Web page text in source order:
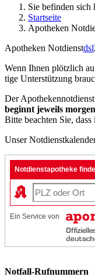
Sie befinden sich
Startseite
Apo­the­ken
Apo­the­ken Notdienstdsl
Wenn Ihnen plötz­lich
ti­ge Unter­stüt­zung
Der
beginnt jeweils
Bit­te beach­ten Sie,
Unser
Not­dienstapo­the­ke
Ein Ser­vice von
Not­fall-Ruf­num­mern